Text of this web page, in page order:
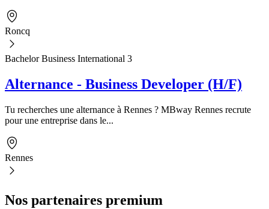
Roncq
Bachelor Business International 3
Alternance - Business Developer (H/F)
Tu recherches une alternance à Rennes ? MBway Rennes recrute
pour une entreprise dans le...
Rennes
Nos partenaires premium